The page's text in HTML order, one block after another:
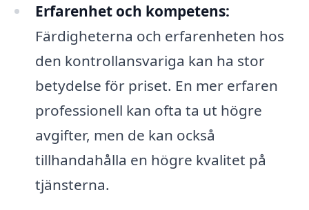
Erfarenhet och kompetens:
Färdigheterna och erfarenheten hos
den kontrollansvariga kan ha stor
betydelse för priset. En mer erfaren
professionell kan ofta ta ut högre
avgifter, men de kan också
tillhandahålla en högre kvalitet på
tjänsterna.